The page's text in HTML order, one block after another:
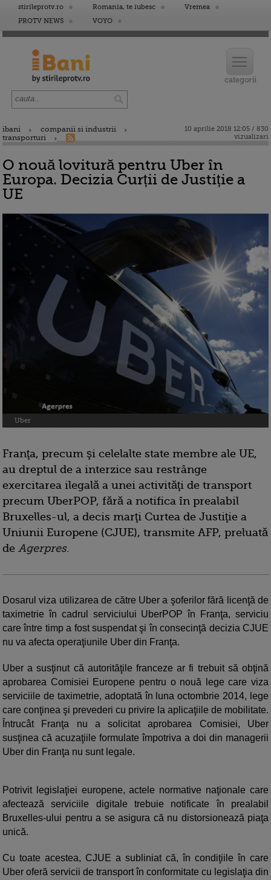
stirileprotv.ro Romania, te iubesc
Vremea
PROTV NEWS
VOYO
ibani
companii si industrii
transporturi
10 aprilie 2018 12:05 / 830
vizualizari
O nouă lovitură pentru Uber în
Europa. Decizia Curții de Justiție a
UE
Uber
Franţa, precum şi celelalte state membre ale UE,
au dreptul de a interzice sau restrânge
exercitarea ilegală a unei activităţi de transport
precum UberPOP, fără a notifica în prealabil
Bruxelles-ul, a decis marţi Curtea de Justiţie a
Uniunii Europene (CJUE), transmite AFP, preluată
de Agerpres.
Dosarul viza utilizarea de către Uber a şoferilor fără licenţă de
taximetrie în cadrul serviciului UberPOP în Franţa, serviciu
care între timp a fost suspendat şi în consecinţă decizia CJUE
nu va afecta operaţiunile Uber din Franţa.
Uber a susţinut că autorităţile franceze ar fi trebuit să obţină
aprobarea Comisiei Europene pentru o nouă lege care viza
serviciile de taximetrie, adoptată în luna octombrie 2014, lege
care conţinea şi prevederi cu privire la aplicaţiile de mobilitate.
Întrucât Franţa nu a solicitat aprobarea Comisiei, Uber
susţinea că acuzaţiile formulate împotriva a doi din managerii
Uber din Franţa nu sunt legale.
Potrivit legislaţiei europene, actele normative naţionale care
afectează serviciile digitale trebuie notificate în prealabil
Bruxelles-ului pentru a se asigura că nu distorsionează piaţa
unică.
Cu toate acestea, CJUE a subliniat că, în condiţiile în care
Uber oferă servicii de transport în conformitate cu legislaţia din